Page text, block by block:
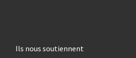
Ils nous soutiennent